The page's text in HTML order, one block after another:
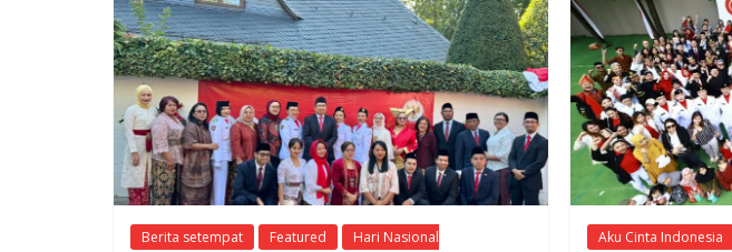
Berita setempat Featured
Hari Nasional
Aku Cinta Indonesia